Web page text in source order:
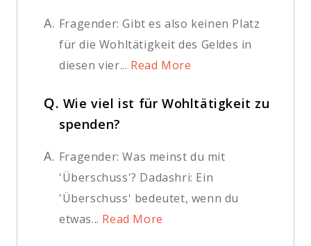
A. Fragender: Gibt es also keinen Platz
für die Wohltätigkeit des Geldes in
diesen vier... Read More
Q. Wie viel ist für Wohltätigkeit zu
spenden?
A. Fragender: Was meinst du mit
'Überschuss'? Dadashri: Ein
'Überschuss' bedeutet, wenn du
etwas... Read More